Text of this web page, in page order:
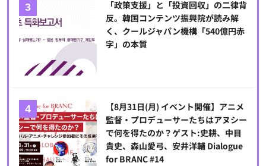
「政策支援」と「投資回収」の二律背
反。韓国コンテンツ振興院が読み解
く、クールジャパン機構「540億円赤
字」の本質
【8月31日(月) イベント開催】アニメ
監督・プロデューサーたちはアヌシー
で何を得たのか？ゲスト:史耕、中目
貴史、森山愛弓、安井洋輔 Dialogue
for BRANC #14